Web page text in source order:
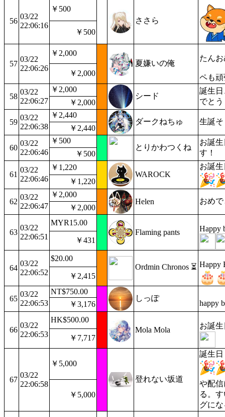
56
03/22
22:06:16
￥500
ささら
￥500
57
03/22
22:06:26
￥2,000
夏嫌いの俺
たん
ペも
￥2,000
58
03/22
22:06:27
￥2,000
シード
誕生
でと
￥2,000
59
03/22
22:06:38
￥2,440
ダークねちゅ 生誕
￥2,440
60
03/22
22:06:46
￥500
とりかわつくね
お誕
す！
￥500
61
03/22
22:06:46
￥1,220
WAROCK
お誕
￥1,220
62
03/22
22:06:47
￥2,000
Helen
おめ
￥2,000
63
03/22
22:06:51
MYR15.00
Flaming pants
Happy
￥431
64
03/22
22:06:52
$20.00
Ordmin Chronos ⏳ Happy
￥2,415
65
03/22
22:06:53
NT$750.00
しっぽ
happy
￥3,176
66
03/22
22:06:53
HK$500.00
Mola Mola
お誕
￥7,717
67
03/22
22:06:58
￥5,000
登れない坂道
誕生
や配
る。
グに
￥5,000